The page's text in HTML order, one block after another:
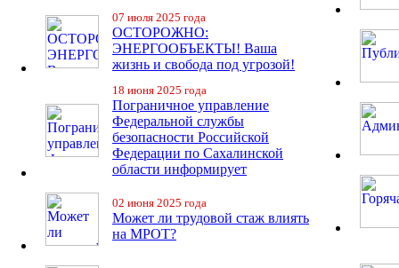
07 июля 2025 года
ОСТОРОЖНО:
ЭНЕРГООБЪЕКТЫ! Ваша
жизнь и свобода под угрозой!
18 июня 2025 года
Пограничное управление
Федеральной службы
безопасности Российской
Федерации по Сахалинской
области информирует
02 июня 2025 года
Может ли трудовой стаж влиять
на МРОТ?